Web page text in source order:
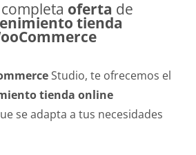
oferta de
tienda
Studio, te ofrecemos el
tienda online
se adapta a tus necesidades